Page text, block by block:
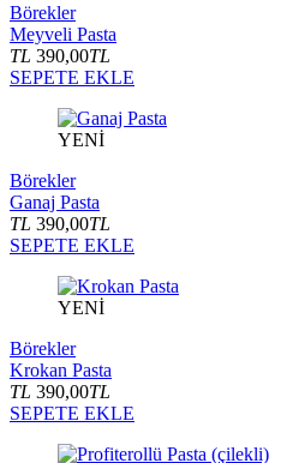
Börekler
Meyveli Pasta
TL 390,00TL
SEPETE EKLE
YENİ
Börekler
Ganaj Pasta
TL 390,00TL
SEPETE EKLE
YENİ
Börekler
Krokan Pasta
TL 390,00TL
SEPETE EKLE